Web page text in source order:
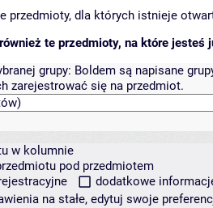
przedmioty, dla których istnieje
te przedmioty, na które jesteś
grupy: Boldem są napisane
zarejestrować się na przedmiot.
w kolumnie
pod przedmiotem
dodatkowe
na stałe, edytuj swoje